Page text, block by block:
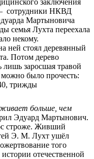
заключения
сотрудники НКВД
Мартыновича
семья Лухта переехала
некому.
ней стоял деревянный
Потом дерево
лишь заросшая травой
можно было прочесть:
трижды
больше, чем
Эдуард Мартынович.
строже. Живший
Э. М. Лухт ушёл
того
отечественной